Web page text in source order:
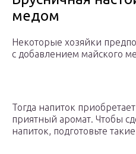
медом
Некоторые хозяйки
с добавлением майского
Тогда напиток
приятный аромат. Чтобы
напиток, подготовьте